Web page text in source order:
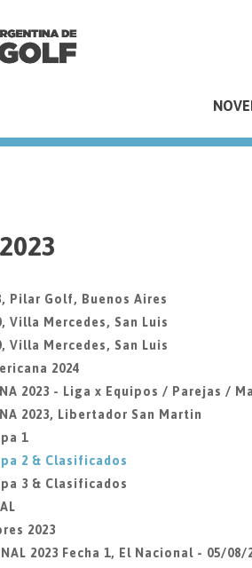
Pilar Golf, Buenos Aires
Villa Mercedes, San Luis
Villa Mercedes, San Luis
2024
2023 - Liga x Equipos / Parejas /
2023, Libertador San Martin
1
2 & Clasificados
3 & Clasificados
2023
2023 Fecha 1, El Nacional - 05/08/